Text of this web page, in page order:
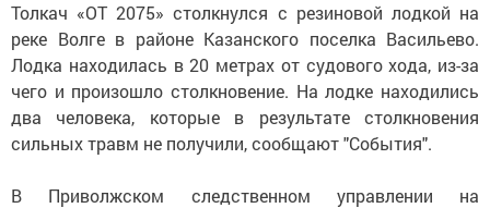
Толкач «ОТ 2075» столкнулся с резиновой лодкой на
реке Волге в районе Казанского поселка Васильево.
Лодка находилась в 20 метрах от судового хода, из-за
чего и произошло столкновение. На лодке находились
два человека, которые в результате столкновения
сильных травм не получили, сообщают "События".
В Приволжском следственном управлении на